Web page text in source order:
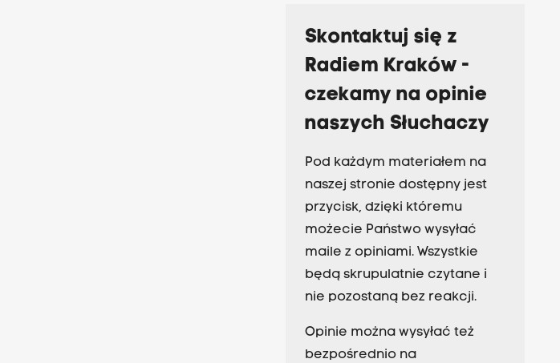
Skontaktuj się z
Radiem Kraków -
czekamy na opinie
naszych Słuchaczy
Pod każdym materiałem na
naszej stronie dostępny jest
przycisk, dzięki któremu
możecie Państwo wysyłać
maile z opiniami. Wszystkie
będą skrupulatnie czytane i
nie pozostaną bez reakcji.
Opinie można wysyłać też
bezpośrednio na